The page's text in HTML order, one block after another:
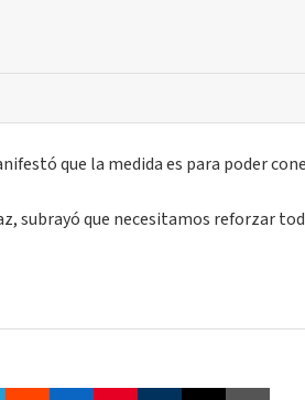
que la medida es para poder
subrayó que necesitamos reforzar